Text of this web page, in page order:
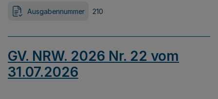
Ausgabennummer 210
GV. NRW. 2026 Nr. 22 vom
31.07.2026